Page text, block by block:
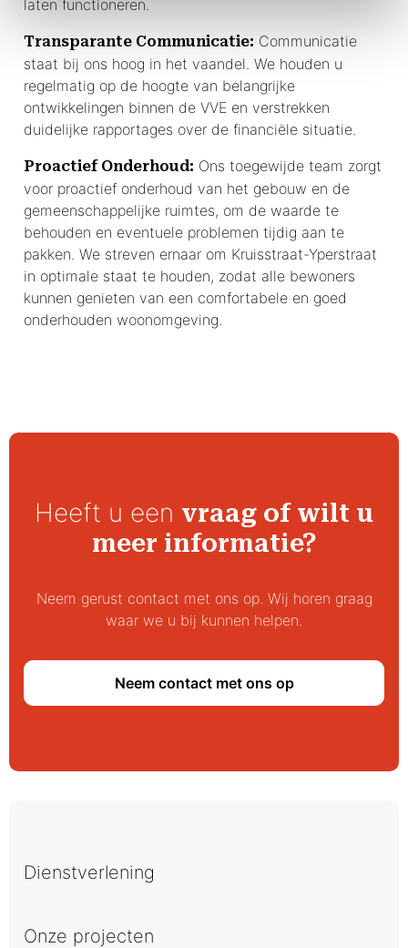
laten functioneren.
Transparante Communicatie: Communicatie
staat bij ons hoog in het vaandel. We houden u
regelmatig op de hoogte van belangrijke
ontwikkelingen binnen de VVE en verstrekken
duidelijke rapportages over de financiële situatie.
Proactief Onderhoud: Ons toegewijde team zorgt
voor proactief onderhoud van het gebouw en de
gemeenschappelijke ruimtes, om de waarde te
behouden en eventuele problemen tijdig aan te
pakken. We streven ernaar om Kruisstraat-Yperstraat
in optimale staat te houden, zodat alle bewoners
kunnen genieten van een comfortabele en goed
onderhouden woonomgeving.
Heeft u een vraag of wilt u
meer informatie?
Neem gerust contact met ons op. Wij horen graag
waar we u bij kunnen helpen.
Neem contact met ons op
Dienstverlening
Onze projecten